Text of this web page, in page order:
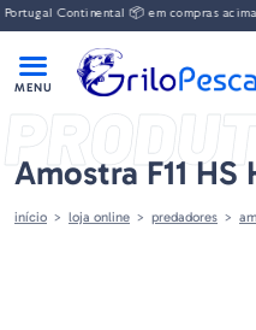
Continental 📦 em compras acima
Amostra F11
início loja online predadores